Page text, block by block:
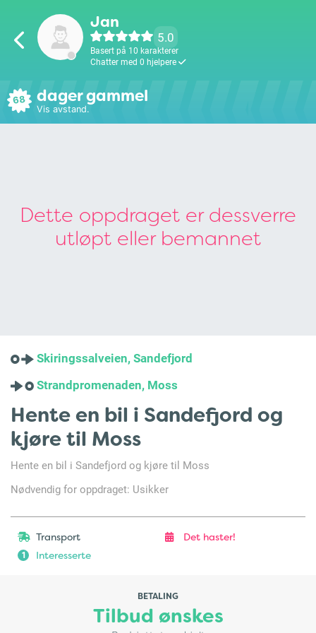
Jan
5.0
Basert på 10 karakterer
Chatter med 0 hjelpere
68 dager gammel
Vis avstand.
Dette oppdraget er dessverre
utløpt eller bemannet
Skiringssalveien, Sandefjord
Strandpromenaden, Moss
Hente en bil i Sandefjord og
kjøre til Moss
Hente en bil i Sandefjord og kjøre til Moss
Nødvendig for oppdraget: Usikker
Transport Det haster!
1 Interesserte
BETALING
Tilbud ønskes